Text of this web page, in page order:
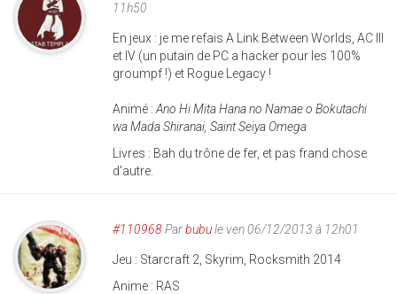
11h50
En jeux : je me refais A Link Between Worlds, AC III
et IV (un putain de PC a hacker pour les 100%
groumpf !) et Rogue Legacy !
Animé : Ano Hi Mita Hana no Namae o Bokutachi
wa Mada Shiranai, Saint Seiya Omega
Livres : Bah du trône de fer, et pas frand chose
d'autre.
#110968Parbubule ven 06/12/2013 à 12h01
Jeu : Starcraft 2, Skyrim, Rocksmith 2014
Anime : RAS